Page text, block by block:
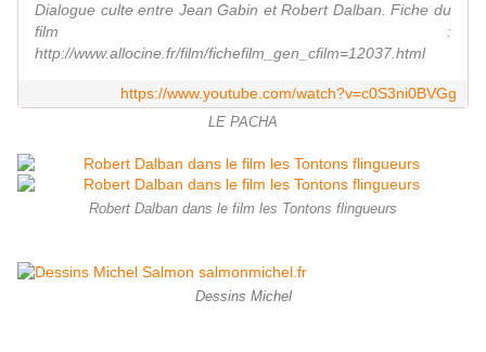
Dialogue culte entre Jean Gabin et Robert Dalban. Fiche du
film :
http://www.allocine.fr/film/fichefilm_gen_cfilm=12037.html
https://www.youtube.com/watch?v=c0S3ni0BVGg
LE PACHA
Robert Dalban dans le film les Tontons flingueurs
Dessins Michel